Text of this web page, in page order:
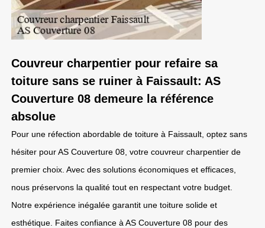
Couvreur charpentier pour refaire sa
toiture sans se ruiner à Faissault: AS
Couverture 08 demeure la référence
absolue
Pour une réfection abordable de toiture à Faissault, optez sans
hésiter pour AS Couverture 08, votre couvreur charpentier de
premier choix. Avec des solutions économiques et efficaces,
nous préservons la qualité tout en respectant votre budget.
Notre expérience inégalée garantit une toiture solide et
esthétique. Faites confiance à AS Couverture 08 pour des